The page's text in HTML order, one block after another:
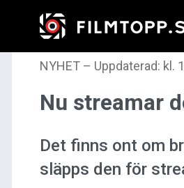
NYHET – Uppdaterad: kl.
Nu streamar
Det finns ont om
släpps den för